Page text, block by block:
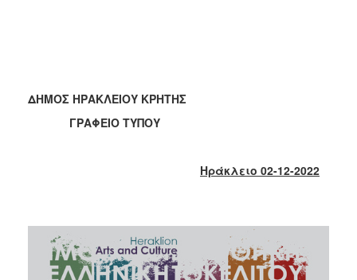
2010
2006
ΔΗΜΟΣ ΗΡΑΚΛΕΙΟΥ ΚΡΗΤΗΣ
ΓΡΑΦΕΙΟ ΤΥΠΟΥ
Ηράκλειο 02-12-2022